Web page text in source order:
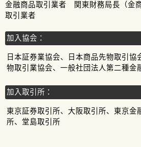
金融商品取引業者 関東財務局長（金
取引業者
加入協会：
日本証券業協会、日本商品先物取引協
物取引業協会、一般社団法人第二種金
加入取引所：
東京証券取引所、大阪取引所、東京金
所、堂島取引所